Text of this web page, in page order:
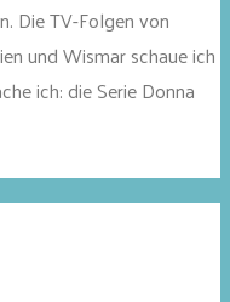
Die TV-Folgen von
und Wismar schaue ich
ich: die Serie Donna